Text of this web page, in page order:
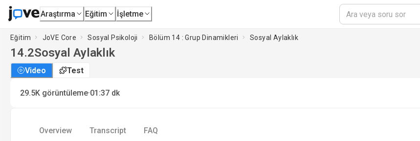
Araştırma Eğitim İşletme
Eğitim JoVE Core Sosyal Psikoloji Bölüm 14 : Grup Dinamikleri Sosyal Aylaklık
14.2Sosyal Aylaklık
Video Test
29.5K görüntüleme·01:37 dk
Overview Transcript FAQ